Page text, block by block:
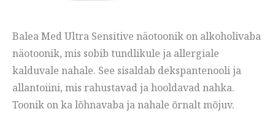
Balea Med Ultra Sensitive näotoonik on alkoholivaba
näotoonik, mis sobib tundlikule ja allergiale
kalduvale nahale. See sisaldab dekspantenooli ja
allantoiini, mis rahustavad ja hooldavad nahka.
Toonik on ka lõhnavaba ja nahale õrnalt mõjuv.